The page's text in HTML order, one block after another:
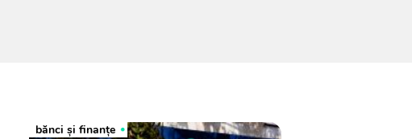
bănci şi finanţe